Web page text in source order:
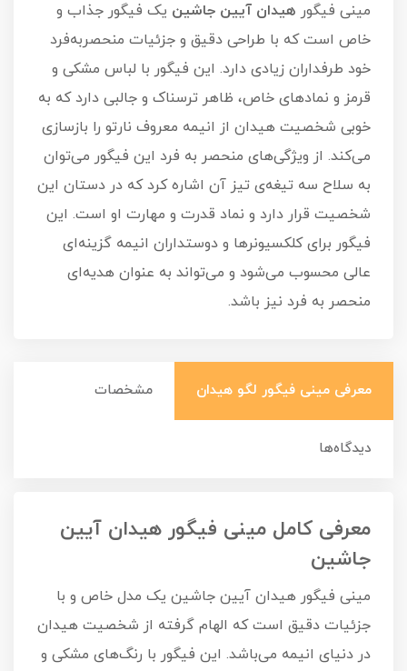
مینی فیگور هیدان آیین جاشین یک فیگور جذاب و
خاص است که با طراحی دقیق و جزئیات منحصربه‌فرد
خود طرفداران زیادی دارد. این فیگور با لباس مشکی و
قرمز و نمادهای خاص، ظاهر ترسناک و جالبی دارد که به
خوبی شخصیت هیدان از انیمه معروف نارتو را بازسازی
می‌کند. از ویژگی‌های منحصر به فرد این فیگور می‌توان
به سلاح سه تیغه‌ی تیز آن اشاره کرد که در دستان این
شخصیت قرار دارد و نماد قدرت و مهارت او است. این
فیگور برای کلکسیونرها و دوستداران انیمه گزینه‌ای
عالی محسوب می‌شود و می‌تواند به عنوان هدیه‌ای
منحصر به فرد نیز باشد.
معرفی مینی فیگور لگو هیدان مشخصات
دیدگاه‌ها
معرفی کامل مینی فیگور هیدان آیین
جاشین
مینی فیگور هیدان آیین جاشین یک مدل خاص و با
جزئیات دقیق است که الهام گرفته از شخصیت هیدان
در دنیای انیمه می‌باشد. این فیگور با رنگ‌های مشکی و